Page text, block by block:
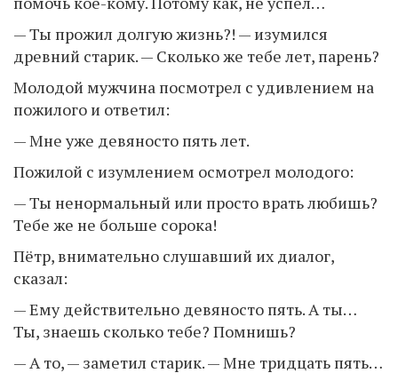
— Ты прожил долгую жизнь?! — изумился
древний старик. — Сколько же тебе лет, парень?
Молодой мужчина посмотрел с удивлением на
пожилого и ответил:
— Мне уже девяносто пять лет.
Пожилой с изумлением осмотрел молодого:
— Ты ненормальный или просто врать любишь?
Тебе же не больше сорока!
Пётр, внимательно слушавший их диалог,
сказал:
— Ему действительно девяносто пять. А ты…
Ты, знаешь сколько тебе? Помнишь?
— А то, — заметил старик. — Мне тридцать пять…